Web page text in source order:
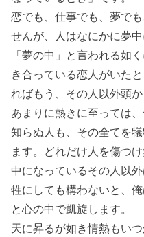
恋でも、仕事でも、夢で
せんが、人はなにかに夢
「夢の中」と言われる如
き合っている恋人がいた
ればもう、その人以外頭
あまりに熱きに至っては、
知らぬ人も、その全てを
ます。どれだけ人を傷つ
中になっているその人以
牲にしても構わないと、
と心の中で凱旋します。
天に昇るが如き情熱もいつ